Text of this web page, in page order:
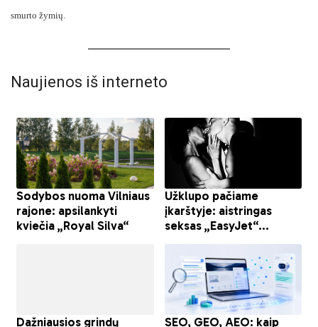
smurto žymių.
Naujienos iš interneto